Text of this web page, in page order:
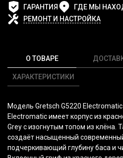
ГАРАНТИЯ
ГДЕ МЫ
РЕМОНТ И НАСТРОЙКА
О ТОВАРЕ
ХАРАКТЕРИСТИКИ
Модель Gretsch G5220
Electromatic имеет корпус из
Grey с изогнутым топом из клёна.
создаёт насыщенный
подчеркивающий глубину баса и